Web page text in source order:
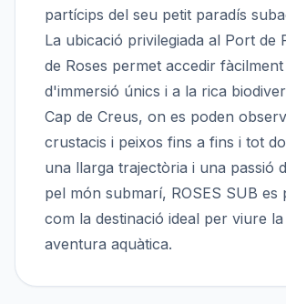
partícips del seu petit paradís
La ubicació privilegiada al Port de
de Roses permet accedir
d'immersió únics i a la rica
Cap de Creus, on es poden
crustacis i peixos fins a fins i tot
una llarga trajectòria i una passió
pel món submarí, ROSES SUB es
com la destinació ideal per viure
aventura aquàtica.